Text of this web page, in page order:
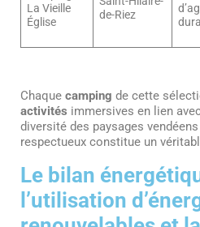
La Vieille
Église
de-Riez
Chaque camping de cette
activités immersives en lien
diversité des paysages
respectueux constitue un
Le bilan
l’utilisation